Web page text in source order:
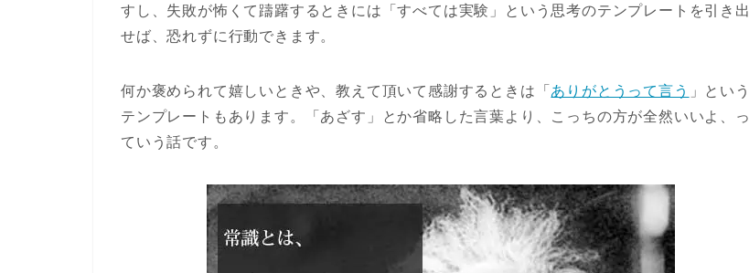
すし、失敗が怖くて躊躇するときには「すべては実験」という思考のテンプレートを引き出
せば、恐れずに行動できます。
何か褒められて嬉しいときや、教えて頂いて感謝するときは「 ありがとうって言う
」という
テンプレートもあります。「あざす」とか省略した言葉より、こっちの方が全然いいよ、っ
ていう話です。